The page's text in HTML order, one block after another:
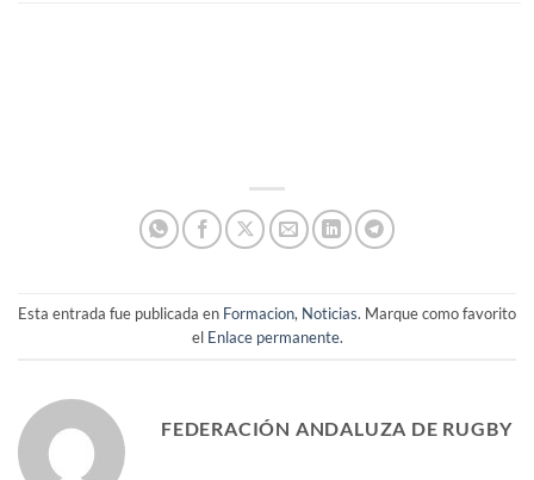
Esta entrada fue publicada en Formacion, Noticias. Marque como favorito
el Enlace permanente.
FEDERACIÓN ANDALUZA DE RUGBY